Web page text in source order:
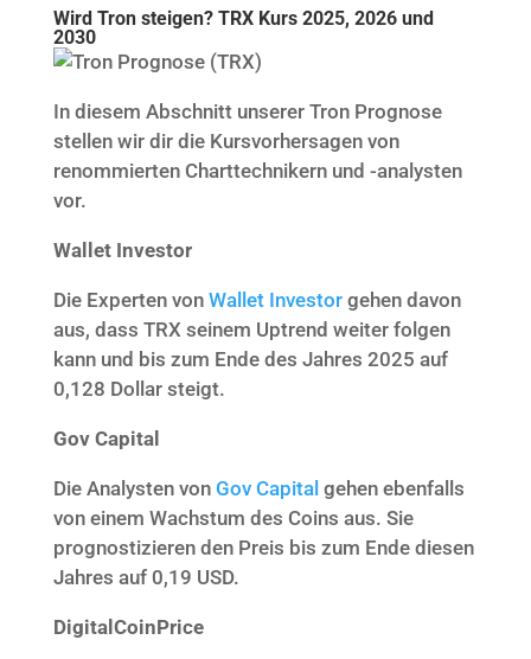
Wird Tron steigen? TRX Kurs 2025, 2026 und
2030
In diesem Abschnitt unserer Tron Prognose
stellen wir dir die Kursvorhersagen von
renommierten Charttechnikern und -analysten
vor.
Wallet Investor
Die Experten von Wallet Investorgehen davon
aus, dass TRX seinem Uptrend weiter folgen
kann und bis zum Ende des Jahres 2025 auf
0,128 Dollar steigt.
Gov Capital
Die Analysten von Gov Capital gehen ebenfalls
von einem Wachstum des Coins aus. Sie
prognostizieren den Preis bis zum Ende diesen
Jahres auf 0,19 USD.
DigitalCoinPrice